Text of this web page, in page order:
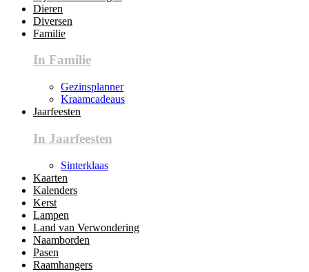
Dieren
Diversen
Familie
In Familie
Gezinsplanner
Kraamcadeaus
Jaarfeesten
In Jaarfeesten
Sinterklaas
Kaarten
Kalenders
Kerst
Lampen
Land van Verwondering
Naamborden
Pasen
Raamhangers